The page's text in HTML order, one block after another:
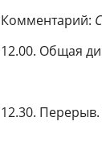
Комментарий:
12.00. Общая
12.30. Перерыв.